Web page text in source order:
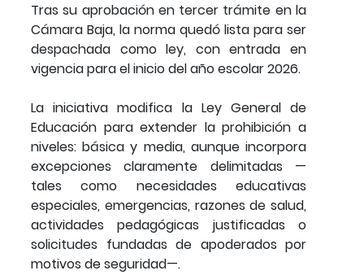
Tras su aprobación en tercer trámite en la
Cámara Baja, la norma quedó lista para ser
despachada como ley, con entrada en
vigencia para el inicio del año escolar 2026.
La iniciativa modifica la Ley General de
Educación para extender la prohibición a
niveles: básica y media, aunque incorpora
excepciones claramente delimitadas —
tales como necesidades educativas
especiales, emergencias, razones de salud,
actividades pedagógicas justificadas o
solicitudes fundadas de apoderados por
motivos de seguridad—.